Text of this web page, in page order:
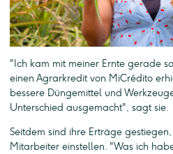
"Ich kam mit meiner Ernte gerade
einen Agrarkredit von MiCrédito
bessere Düngemittel und
Unterschied ausgemacht", sagt sie.
Seitdem sind ihre Erträge
Mitarbeiter einstellen. "Was ich